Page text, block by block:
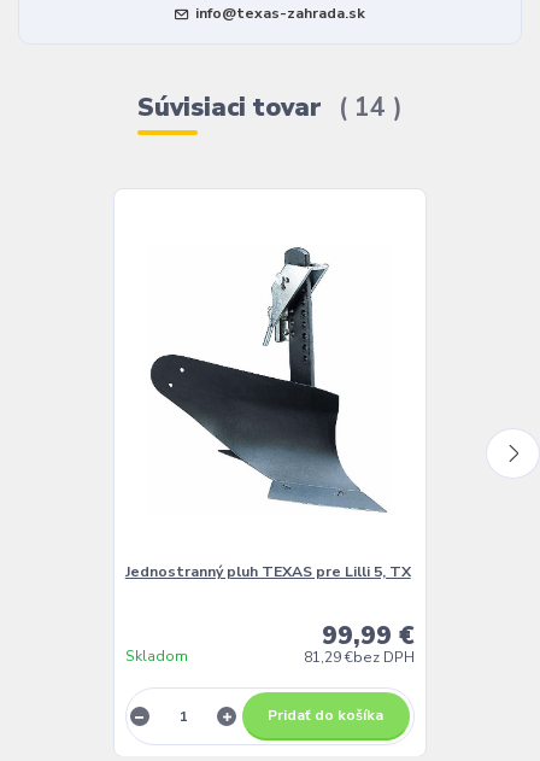
info@texas-zahrada.sk
Súvisiaci tovar 14
Jednostranný pluh TEXAS pre Lilli 5, TX
99,99 €
81,29 €bez DPH
Skladom
Pridať do košíka